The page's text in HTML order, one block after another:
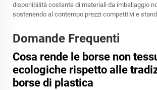
disponibilità costante di materiali da imballaggio
sostenendo al contempo prezzi competitivi e
Domande Frequenti
Cosa rende le borse non
ecologiche rispetto alle
borse di plastica